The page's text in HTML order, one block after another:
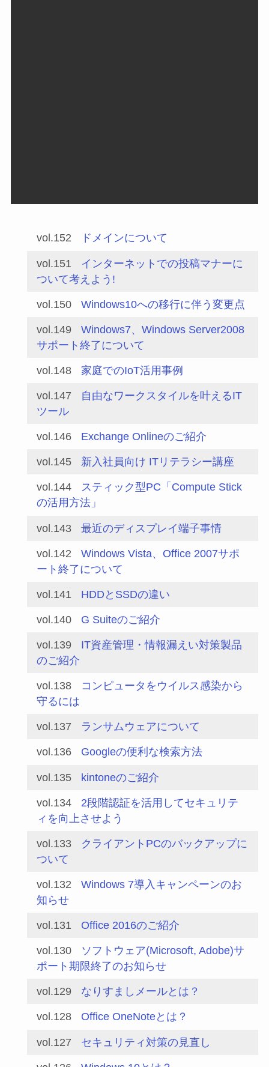
vol.152 ドメインについて
vol.151
インターネットでの投稿マナーに
ついて考えよう!
vol.150 Windows10への移行に伴う変更点
vol.149
Windows7、Windows Server2008
サポート終了について
vol.148 家庭でのIoT活用事例
vol.147
自由なワークスタイルを叶えるIT
ツール
vol.146 Exchange Onlineのご紹介
vol.145 新入社員向け ITリテラシー講座
vol.144
スティック型PC「Compute Stick
の活用方法」
vol.143 最近のディスプレイ端子事情
vol.142
Windows Vista、Office 2007サポ
ート終了について
vol.141 HDDとSSDの違い
vol.140 G Suiteのご紹介
vol.139
IT資産管理・情報漏えい対策製品
のご紹介
vol.138
コンピュータをウイルス感染から
守るには
vol.137 ランサムウェアについて
vol.136 Googleの便利な検索方法
vol.135 kintoneのご紹介
vol.134
2段階認証を活用してセキュリテ
ィを向上させよう
vol.133
クライアントPCのバックアップに
ついて
vol.132
Windows 7導入キャンペーンのお
知らせ
vol.131 Office 2016のご紹介
vol.130
ソフトウェア(Microsoft, Adobe)サ
ポート期限終了のお知らせ
vol.129 なりすましメールとは？
vol.128 Office OneNoteとは？
vol.127 セキュリティ対策の見直し